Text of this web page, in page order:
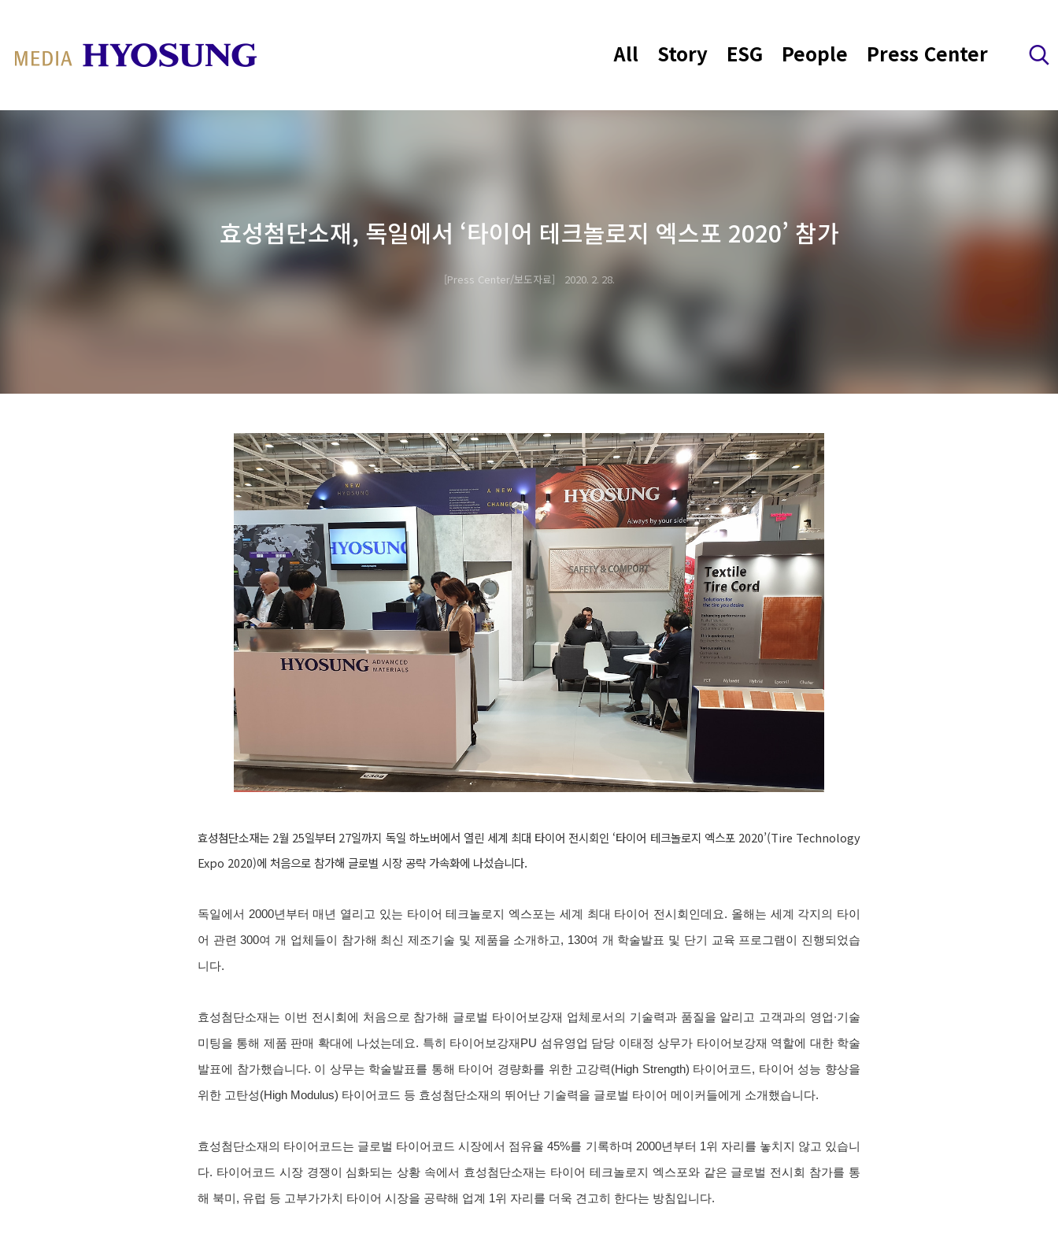
MY FRIEND HYOSUNG All Story ESG People Press Center 검색 레이어 열기
효성첨단소재, 독일에서 ‘타이어 테크놀로지 엑스포 2020’ 참가
Press Center/보도자료 2020. 2. 28.
효성첨단소재는 2월 25일부터 27일까지 독일 하노버에서 열린 세계 최대 타이어 전시회인 ‘타이어 테크놀로지 엑스포 2020’(Tire Technology
Expo 2020)에 처음으로 참가해 글로벌 시장 공략 가속화에 나섰습니다.
독일에서 2000년부터 매년 열리고 있는 타이어 테크놀로지 엑스포는 세계 최대 타이어 전시회인데요. 올해는 세계 각지의 타이
어 관련 300여 개 업체들이 참가해 최신 제조기술 및 제품을 소개하고, 130여 개 학술발표 및 단기 교육 프로그램이 진행되었습
니다.
효성첨단소재는 이번 전시회에 처음으로 참가해 글로벌 타이어보강재 업체로서의 기술력과 품질을 알리고 고객과의 영업∙기술
미팅을 통해 제품 판매 확대에 나섰는데요. 특히 타이어보강재PU 섬유영업 담당 이태정 상무가 타이어보강재 역할에 대한 학술
발표에 참가했습니다. 이 상무는 학술발표를 통해 타이어 경량화를 위한 고강력(High Strength) 타이어코드, 타이어 성능 향상을
위한 고탄성(High Modulus) 타이어코드 등 효성첨단소재의 뛰어난 기술력을 글로벌 타이어 메이커들에게 소개했습니다.
효성첨단소재의 타이어코드는 글로벌 타이어코드 시장에서 점유율 45%를 기록하며 2000년부터 1위 자리를 놓치지 않고 있습니
다. 타이어코드 시장 경쟁이 심화되는 상황 속에서 효성첨단소재는 타이어 테크놀로지 엑스포와 같은 글로벌 전시회 참가를 통
해 북미, 유럽 등 고부가가치 타이어 시장을 공략해 업계 1위 자리를 더욱 견고히 한다는 방침입니다.